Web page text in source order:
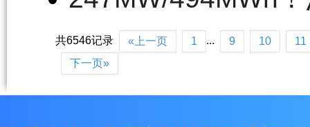
共6546记录 «上一页 1 ... 9 10
11
下一页»